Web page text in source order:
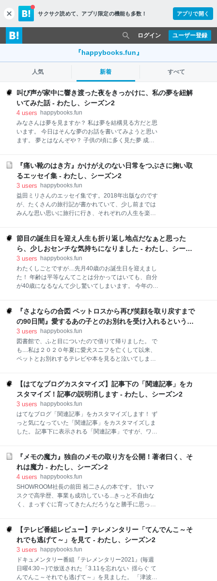
c
l
o
s
サクサク読めて、 アプリ限定の機能も多数！ アプリで開く
ユーザー登録
ログイン
『happybooks.fun』
人気 新着 すべて
叫び声が家中に響き渡った夜をきっかけに、私の夢を紐解
いてみた話 - わたし、シーズン2
4 users
happybooks.fun
みなさんは夢を見ますか？ 私は夢を結構見る方だと思
います。 今日はそんな夢のお話を書いてみようと思い
ます。 夢とはなんぞや？ 子供の頃に多く見た夢 成人
夢 単位を落として留年する夢 目的地にたどり着けない
夢 知らない人に虐待（指を口に無理やり入れられる）
される夢 さいごに 夢とはなんぞや？ 夢とは、睡眠中
あたかも現実の経験であるかのように感じる一連の観
念や心像のこと。睡眠中にもつ幻覚のこと。 睡眠中の
脳活動にはレム睡眠とノンレム睡眠があるが、1957年
のの、聴覚・触覚・味覚・運動感覚などを伴うことも
ある。Wikipediaより ノンレム睡眠は深い睡眠、レム
睡眠は浅い睡眠。 とういうことは、夢
『痛い靴のはき方』かけがえのない日常をつぶさに掬い取
るエッセイ集 - わたし、シーズン2
3 users
happybooks.fun
益田ミリさんのエッセイ集です。2018年出版なのです
が、たくさんの旅行記が書かれていて、少し前までは
みんな思い思いに旅行に行き、それぞれの人生を楽し
いるような気分にもなりました。 私は、天気が良かっ
たり、おいしいものを食べたり、いい映画を見たりす
るだけで「あぁ...幸せだなぁ~」と心底思えるタイプな
のですが、ミリさんも同じなのではないかなと思って
います。 なので読んでいてなんとなく心地いい。 んで
もって、時々ふと何気ない日常や出来事に切なさを感
のはき方」というタイトルに猛烈に惹かれてこの本を
購入しました。 私は昔から靴が大好きなのですが、ヒ
ールのある靴はほぼ全て足が痛くなります。 それでも
若い
節目の誕生日を迎え人生も折り返し地点だなぁと思った
ら、少しおセンチな気持ちになりました - わたし、シーズ
ン2
3 users
happybooks.fun
わたくしごとですが....先月40歳のお誕生日を迎えまし
た！ 年齢は平等なんてことは分かってはいても、自分
が40歳になるなんて少し驚いてしまいます。 今年の誕
扱いを受けてとても素敵な1日でした。 39歳から40歳
に変わったからといって、日々の生活になんの変化も
ないけれど...気が付けば最近よく音楽を聴くようにな
ったと気が付きました。 しかも、自分が中学生～20代
前半くらいまでの若い頃に聞いていた Mr.Children
Dragon Ash 椎名林檎 安室奈美恵 Cocco などなどの懐
褪せず、一瞬であの時の私に戻れるような気さえしま
す。 23歳で結婚し、家事・育児・仕事に追われゆっく
りと音楽を聴
『さよならの合図 ペットロスから再び笑顔を取り戻すまで
の90日間』愛するあの子とのお別れを受け入れるというこ
と - わたし、シーズン2
3 users
happybooks.fun
図書館で、ふと目についたので借りて帰りました。 で
も....私は２０２０年夏に愛犬スニフを亡くして以来、
ペットとお別れするテレビや本を見ると泣いてしまう
戻すまでの90日間 感想 著者が15歳の愛犬エルザを亡
くし、泣いて暮らす日々から立ち直っていく物語で
す。（コミックエッセイなので、あっという間に読め
ます。） きっと、犬と暮らしお別れを経験した人なら
共感できることばかり。 私も家族が寝てから一人、ボ
ロボロ泣きながら読みました。 スニフがいなくなって
いように生活していますが、ペットの死に触れた本や
TVを見ると、途端にたくさんの感情が溢れます。 頭で
は「命あるものはいつか死ぬ」とどんなに分かって
【はてなブログカスタマイズ】記事下の「関連記事」をカ
スタマイズ！記事の説明消します - わたし、シーズン2
3 users
happybooks.fun
はてなブログ「関連記事」をカスタマイズします！ ず
っと気になっていた「関連記事」をカスタマイズしま
した。 記事下に表示される「関連記事」ですが、ワン
「関連記事を記事下に表示する」のチェックボタンで
選べます。 私は、表示はしたいけど表示の仕方がイマ
イチだなぁ...と思っていたので、今回カスタマイズし
てみました。 気に入らなかった点 ●カスタマイズ前の
表示（ＰＣ）がこちら。 横に間延びしているような感
じで、スカスカしたような印象。 あと、タイトルの下
（スマホ）がこちら。 タイトル下の説明文が、画像の
下に入り込んでいてゴチャゴチャ感が凄い。 以上が気
に入らなかった点です。 レッツ！カスタマイズ！ カス
タマイズ
『メモの魔力』独自のメモの取り方を公開！著者曰く、そ
れは魔力 - わたし、シーズン2
4 users
happybooks.fun
SHOWROOM社長の前田 裕二さんの本です。 甘いマ
スクで高学歴、事業も成功している...きっと不自由な
く、まっすぐに育ってきたんだろうなと勝手に思って
てて養ってくれたそうです。 ご本人も11歳のころから
路上でギターを弾き語り、道行く人にお金をもらって
いたというエピソードには驚きました。（のちにこの
体験が事業に結びついていきます。） 私の想像とは全
く違う、とてもご苦労が多い人生だな...と思いまし
た。 そして、お兄さんを喜ばせるために勉強を頑張り
【テレビ番組レビュー】テレメンタリー「てんでんこ～そ
れでも逃げて～」を見て - わたし、シーズン2
3 users
happybooks.fun
ドキュメンタリー番組『テレメンタリー2021』(毎週
日曜4:30～)で放送された「3.11を忘れない 揺らぐ て
んでんこ～それでも逃げて～」を見ました。 「津波て